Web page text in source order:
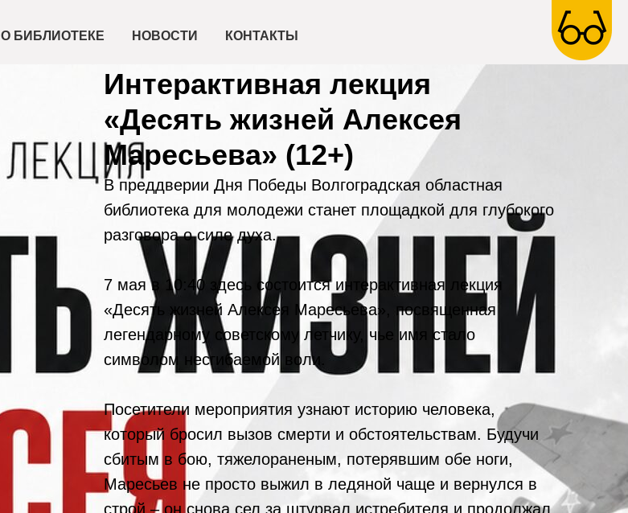
О БИБЛИОТЕКЕ НОВОСТИ КОНТАКТЫ
Интерактивная лекция
«Десять жизней Алексея
Маресьева» (12+)
В преддверии Дня Победы Волгоградская областная
библиотека для молодежи станет площадкой для глубокого
разговора о силе духа.
7 мая в 10:40 здесь состоится интерактивная лекция
«Десять жизней Алексея Маресьева», посвященная
легендарному советскому летчику, чье имя стало
символом несгибаемой воли.
Посетители мероприятия узнают историю человека,
который бросил вызов смерти и обстоятельствам. Будучи
сбитым в бою, тяжелораненым, потерявшим обе ноги,
Маресьев не просто выжил в ледяной чаще и вернулся в
строй – он снова сел за штурвал истребителя и продолжал